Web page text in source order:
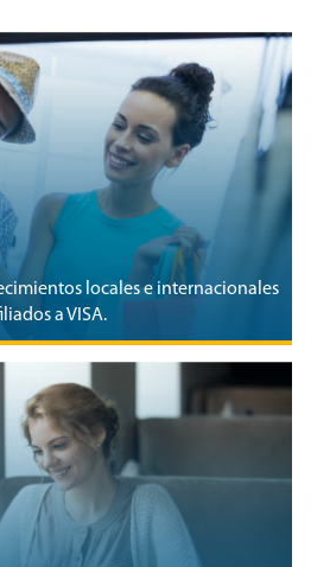
locales e internacionales
a VISA.